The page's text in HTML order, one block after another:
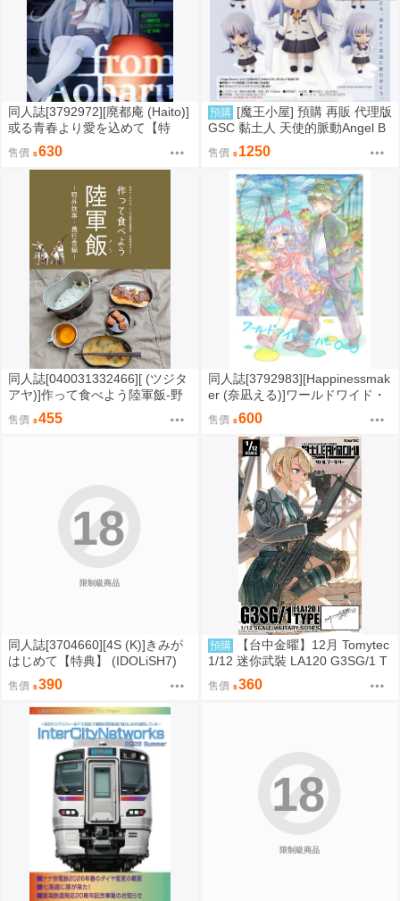
同人誌[3792972][廃都庵 (Haito)]
或る青春より愛を込めて【特
典】 (蔚藍檔案)
售價 630
預購 [魔王小屋] 預購 再販 代理版
GSC 黏土人 天使的脈動Angel B
eats! 立華奏
售價 1250
同人誌[040031332466][ (ツジタ
アヤ)]作って食べよう陸軍飯-野
外炊事・携行食編- (ミリタリー)
售價 455
同人誌[3792983][Happinessmak
er (奈凪える)]ワールドワイド・
スーパー〇ー〇 (綜合)
售價 600
限制級商品
18
同人誌[3704660][4S (K)]きみが
はじめて【特典】 (IDOLiSH7)
售價 390
預購
【台中金曜】12月 Tomytec
1/12 迷你武裝 LA120 G3SG/1 T
YPE 0819
售價 360
限制級商品
18